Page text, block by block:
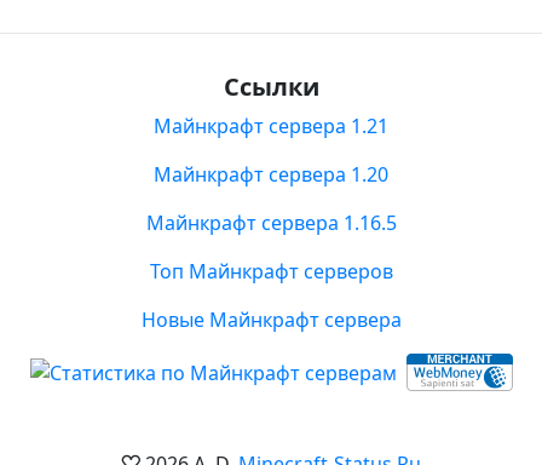
Ссылки
Майнкрафт сервера 1.21
Майнкрафт сервера 1.20
Майнкрафт сервера 1.16.5
Топ Майнкрафт серверов
Новые Майнкрафт сервера